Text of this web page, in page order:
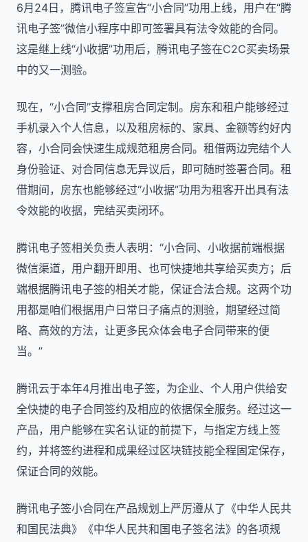
6月24日，腾讯电子签宣告“小合同”功用上线，用户在“腾
讯电子签”微信小程序中即可签署具有法令效能的合同。
这是继上线“小收据”功用后，腾讯电子签在C2C买卖场景
中的又一测验。
现在，“小合同”支撑租房合同定制。房东和租户能够经过
手机录入个人信息，以及租房标的、家具、金额等约好内
容，小合同会快速生成规范租房合同。租借两边完结个人
身份验证、对合同信息无异议后，即可随时签署合同。租
借期间，房东也能够经过“小收据”功用为租客开出具有法
令效能的收据，完结买卖闭环。
腾讯电子签相关负责人表明：“小合同、小收据前端根据
微信渠道，用户翻开即用、也可快捷地共享给买卖方；后
端根据腾讯电子签的相关才能，保证合法合规。这两个功
用都是咱们根据用户日常日子痛点的测验，期望经过简
略、高效的方法，让更多民众体会电子合同带来的便
当。”
腾讯云于本年4月推出电子签，为企业、个人用户供给安
全快捷的电子合同签约及相应的依据保全服务。经过这一
产品，用户能够在实名认证的前提下，与指定方线上签
约，并将签约进程和成果经过区块链技能全程固定保存，
保证合同的效能。
腾讯电子签小合同在产品规划上严厉遵从了《中华人民共
和国民法典》《中华人民共和国电子签名法》的各项规